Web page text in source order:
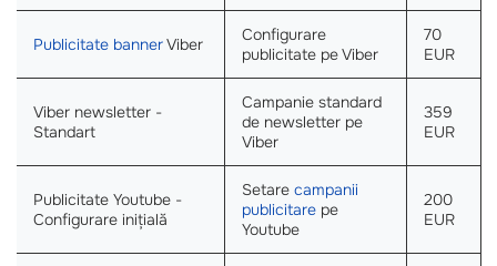
Publicitate bannerViber
Configurare
publicitate pe Viber
70
EUR
Viber newsletter -
Standart
Campanie standard
de newsletter pe
Viber
359
EUR
Publicitate Youtube -
Configurare inițială
Setare campanii
publicitare pe
Youtube
200
EUR